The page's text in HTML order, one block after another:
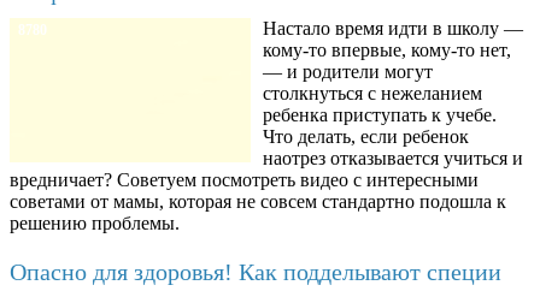
8780
Настало время идти в школу —
кому-то впервые, кому-то нет,
— и родители могут
столкнуться с нежеланием
ребенка приступать к учебе.
Что делать, если ребенок
наотрез отказывается учиться и
вредничает? Советуем посмотреть видео с интересными
советами от мамы, которая не совсем стандартно подошла к
решению проблемы.
Опасно для здоровья! Как подделывают специи